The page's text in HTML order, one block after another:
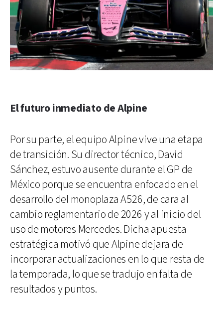
El futuro inmediato de Alpine
Por su parte, el equipo Alpine vive una etapa
de transición. Su director técnico, David
Sánchez, estuvo ausente durante el GP de
México porque se encuentra enfocado en el
desarrollo del monoplaza A526, de cara al
cambio reglamentario de 2026 y al inicio del
uso de motores Mercedes. Dicha apuesta
estratégica motivó que Alpine dejara de
incorporar actualizaciones en lo que resta de
la temporada, lo que se tradujo en falta de
resultados y puntos.